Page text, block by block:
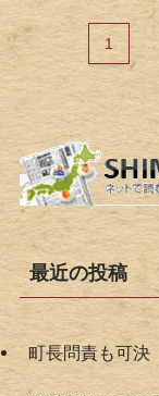
1 ...
最近の投稿
町長問責も可